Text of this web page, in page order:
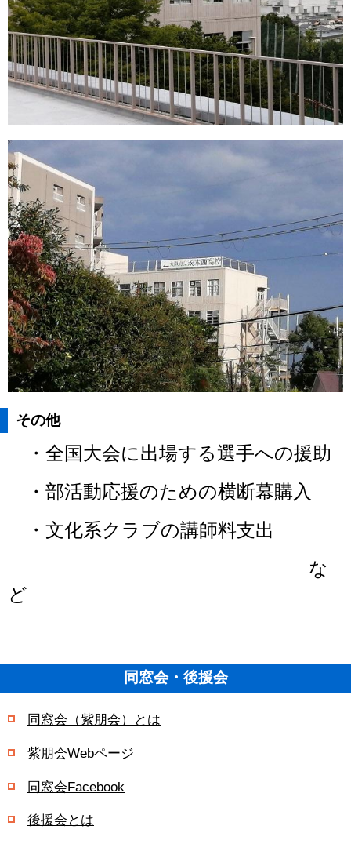
その他
・全国大会に出場する選手への援助
・部活動応援のための横断幕購入
・文化系クラブの講師料支出
な
ど
同窓会・後援会
同窓会（紫朋会）とは
紫朋会Webページ
同窓会Facebook
後援会とは